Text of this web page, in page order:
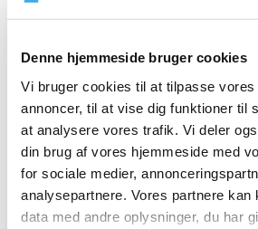
Denne hjemmeside bruger cookies
Vi bruger cookies til at tilpasse vores
annoncer, til at vise dig funktioner til
at analysere vores trafik. Vi deler
din brug af vores hjemmeside med
for sociale medier,
analysepartnere. Vores partnere kan
data med andre oplysninger, du har
2020 (263)
2018 (150)
2017 (167)
2016 (167)
2015 (33)
2014 (44)
2013 (49)
2012 (44)